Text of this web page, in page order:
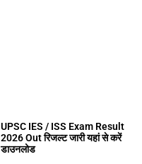
UPSC IES / ISS Exam Result
2026 Out रिजल्ट जारी यहां से करें
डाउनलोड